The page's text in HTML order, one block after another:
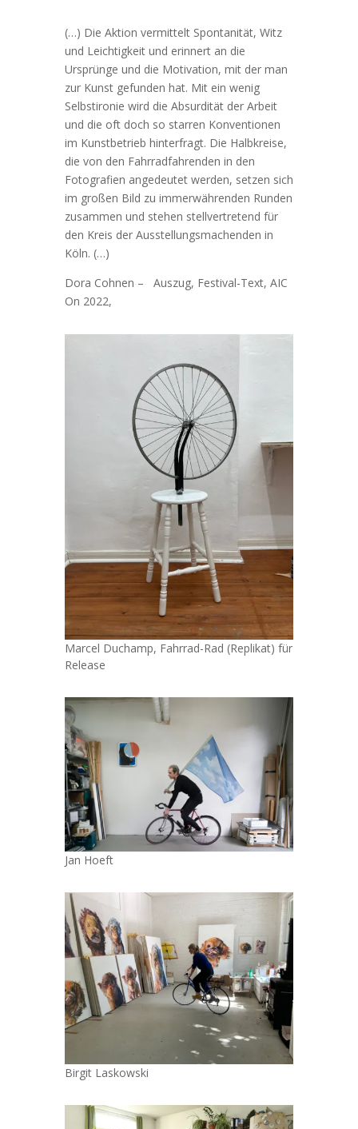
(…) Die Aktion vermittelt Spontanität, Witz
und Leichtigkeit und erinnert an die
Ursprünge und die Motivation, mit der man
zur Kunst gefunden hat. Mit ein wenig
Selbstironie wird die Absurdität der Arbeit
und die oft doch so starren Konventionen
im Kunstbetrieb hinterfragt. Die Halbkreise,
die von den Fahrradfahrenden in den
Fotografien angedeutet werden, setzen sich
im großen Bild zu immerwährenden Runden
zusammen und stehen stellvertretend für
den Kreis der Ausstellungsmachenden in
Köln. (…)
Dora Cohnen – Auszug, Festival-Text, AIC
On 2022,
Marcel Duchamp, Fahrrad-Rad (Replikat) für
Release
Jan Hoeft
Birgit Laskowski